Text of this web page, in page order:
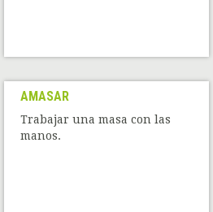
AMASAR
Trabajar una masa con las
manos.